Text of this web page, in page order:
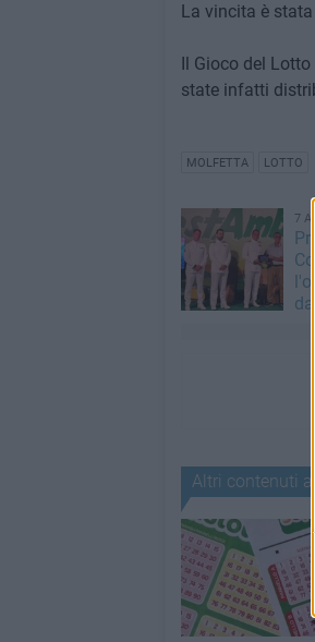
La vincita è
Il Gioco del
state infatti
MOLFETTA LOTTO
7
Altri contenuti a